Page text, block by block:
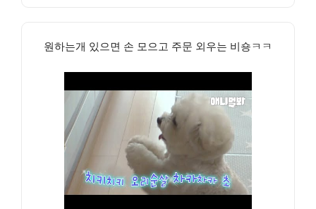
원하는개 있으면 손 모으고 주문 외우는 비숑ㅋㅋ